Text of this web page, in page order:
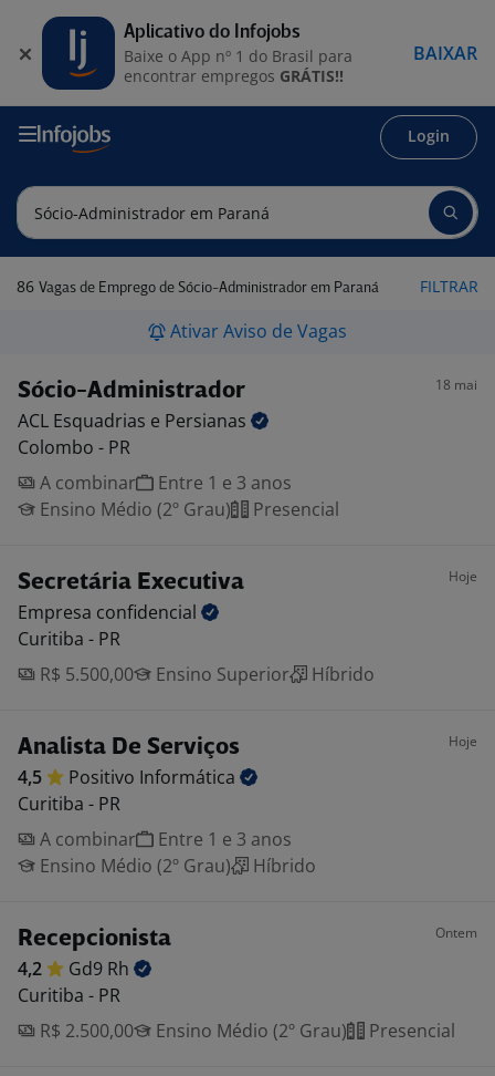
Login
86 Vagas de Emprego de Sócio-Administrador em Paraná FILTRAR
Ativar Aviso de Vagas
Sócio-Administrador 18 mai
ACL Esquadrias e Persianas
Colombo - PR
A combinar
Entre 1 e 3 anos
Ensino Médio (2º Grau)
Presencial
Secretária Executiva Hoje
Empresa confidencial
Curitiba - PR
R$ 5.500,00
Ensino Superior Híbrido
Analista De Serviços Hoje
4,5 Positivo Informática
Curitiba - PR
A combinar
Entre 1 e 3 anos
Ensino Médio (2º Grau)
Híbrido
Recepcionista Ontem
4,2 Gd9 Rh
Curitiba - PR
R$ 2.500,00
Ensino Médio (2º Grau) Presencial
Aplicativo do Infojobs
Baixe o App nº 1 do Brasil para
encontrar empregos GRÁTIS!!
BAIXAR